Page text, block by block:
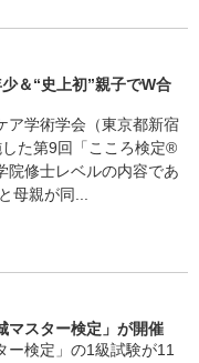
＆“史上初”親子でW合
ア学術学会（東京都新宿
た第9回「こころ検定®
院修⼠レベルの内容であ
⺟親が同...
マスター検定」が開催
ー検定」の1級試験が11